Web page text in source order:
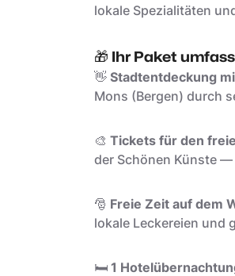
lokale Spezialitäten
🎁 Ihr Paket
👋Stadtentdeckung
Mons (Bergen) durch
🎨Tickets für den
der Schönen Künste
🎅 Freie Zeit auf dem
lokale Leckereien und
🛏️1